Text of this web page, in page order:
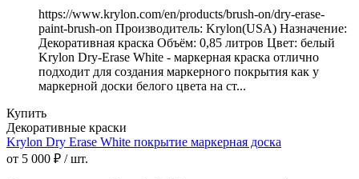
https://www.krylon.com/en/products/brush-on/dry-erase-
paint-brush-on Производитель: Krylon(USA) Назначение:
Декоративная краска Объём: 0,85 литров Цвет: белый
Krylon Dry-Erase White - маркерная краска отлично
подходит для создания маркерного покрытия как у
маркерной доски белого цвета на ст...
Купить
Декоративные краски
Krylon Dry Erase White покрытие маркерная доска
от 5 000 ₽ / шт.